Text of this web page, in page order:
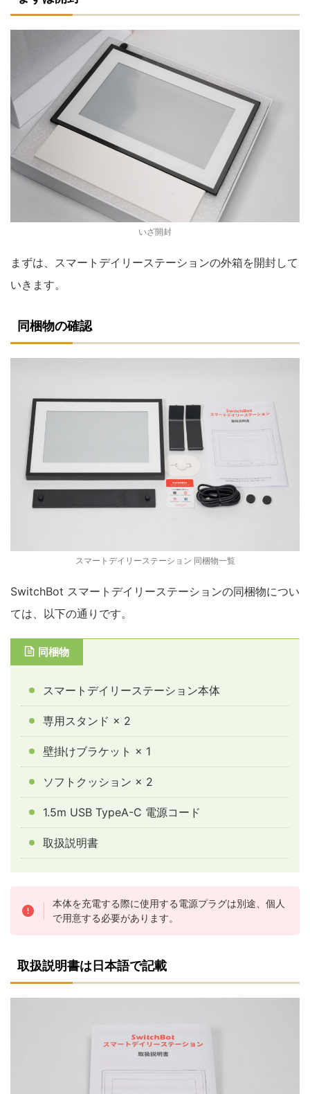
いざ開封
まずは、スマートデイリーステーションの外箱を開封して
いきます。
同梱物の確認
スマートデイリーステーション 同梱物一覧
SwitchBot スマートデイリーステーションの同梱物につい
ては、以下の通りです。
同梱物
スマートデイリーステーション本体
専用スタンド × 2
壁掛けブラケット × 1
ソフトクッション × 2
1.5m USB TypeA-C 電源コード
取扱説明書
本体を充電する際に使用する電源プラグは別途、個人
で用意する必要があります。
取扱説明書は日本語で記載